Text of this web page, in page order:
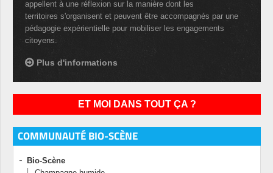
appellent à une réflexion sur la manière dont les
territoires s'organisent et peuvent être accompagnés par une
pédagogie expérientielle pour mobiliser les engagements
citoyens.
Plus d'informations
ET MOI DANS TOUT ÇA ?
COMMUNAUTÉ BIO-SCÈNE
Bio-Scène